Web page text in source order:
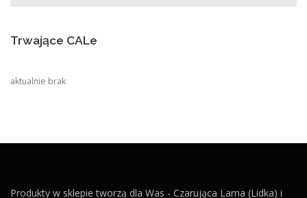
Trwające CALe
aktualnie brak
Produkty w sklepie tworzą dla Was - Czarująca Lama (Lidka) i